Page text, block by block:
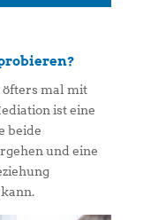
mal mit
ist eine
beide
und eine